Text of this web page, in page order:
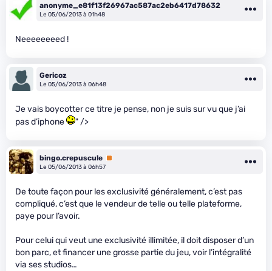
anonyme_e81f13f26967ac587ac2eb6417d78632
Le 05/06/2013 à 01h48
Neeeeeeeed !
Gericoz
Le 05/06/2013 à 06h48
Je vais boycotter ce titre je pense, non je suis sur vu que j’ai
pas d’iphone
" />
bingo.crepuscule Premium
Le 05/06/2013 à 06h57
De toute façon pour les exclusivité généralement, c’est pas
compliqué, c’est que le vendeur de telle ou telle plateforme,
paye pour l’avoir.
Pour celui qui veut une exclusivité illimitée, il doit disposer d’un
bon parc, et financer une grosse partie du jeu, voir l’intégralité
via ses studios…